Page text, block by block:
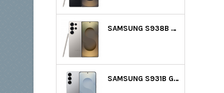
SAMSUNG S938B GALAXY S25 ULTRA 5G DS 512GB (12GB RAM) - SZÜRKE
SAMSUNG S931B GALAXY S25 5G DS 128GB (12GB RAM) - EZÜST